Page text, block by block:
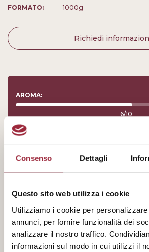
Consenso Dettagli
Questo sito web utilizza i cookie
Utilizziamo i cookie per
annunci, per fornire funzionalità dei
analizzare il nostro traffico.
informazioni sul modo in cui utilizzi il
FORMATO: 1000g
Richiedi
AROMA:
6/10
ACIDITÀ:
4/10